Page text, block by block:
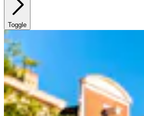
Toggle